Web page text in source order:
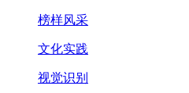
榜样风采
文化实践
视觉识别